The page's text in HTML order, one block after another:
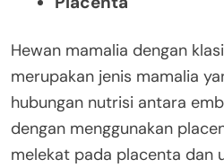
Hewan mamalia dengan
merupakan jenis mamalia
hubungan nutrisi antara
dengan menggunakan
melekat pada placenta dan